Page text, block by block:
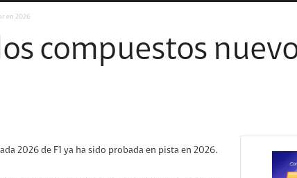
en 2026
compuestos
2026 de F1 ya ha sido probada en pista en 2026.